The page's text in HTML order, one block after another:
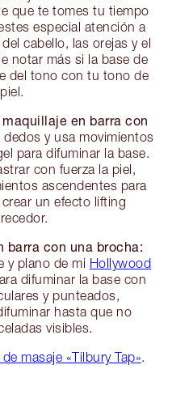
que te tomes tu tiempo
especial atención a
cabello, las orejas y el
notar más si la base de
del tono con tu tono de
piel.
en barra con
dedos y usa movimientos
para difuminar la base.
con fuerza la piel,
ascendentes para
un efecto lifting
barra con una brocha:
y plano de mi Hollywood
difuminar la base con
y punteados,
hasta que no
visibles.
masaje «Tilbury Tap».